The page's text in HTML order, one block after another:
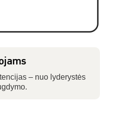
– nuo lyderystės